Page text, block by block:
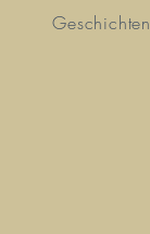
Geschichten